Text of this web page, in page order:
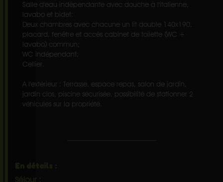
Salle d'eau indépendante avec douche à l'italienne,
lavabo et bidet;
Deux chambres avec chacune un lit double 140x190,
placard, fenêtre et accès cabinet de toilette (WC +
lavabo) commun;
WC indépendant;
Cellier.
A l'extérieur : Terrasse, espace repas, salon de jardin,
jardin clos, piscine sécurisée, possibilité de stationner 2
véhicules sur la propriété.
En détails :
Séjour :